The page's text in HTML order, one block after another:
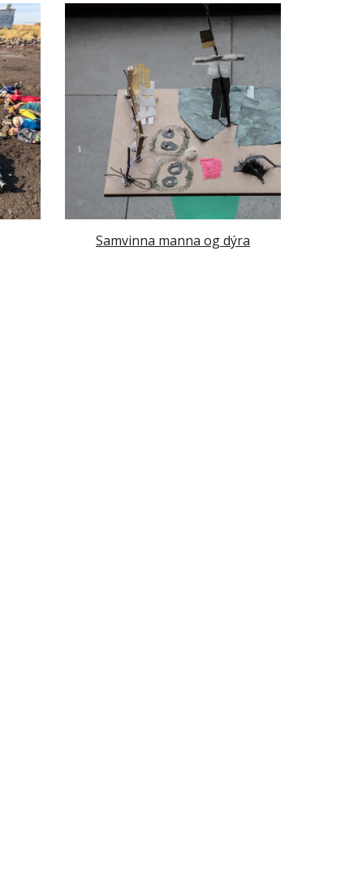
Samvinna manna og dýra